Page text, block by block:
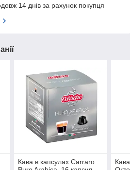
14 днів за рахунок покупця
Кава в капсулах Carraro